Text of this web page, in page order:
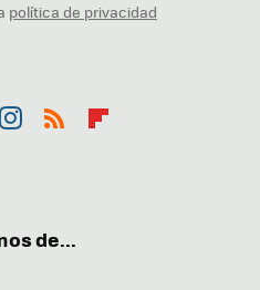
política de privacidad
de...